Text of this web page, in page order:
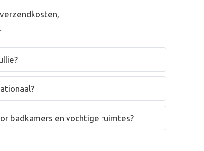
badkamers en vochtige ruimtes?